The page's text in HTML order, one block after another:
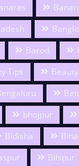
Barod
Tips
bhojpur
Bidisha
Bilspur